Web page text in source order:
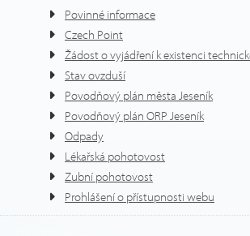
Povinné informace
Czech Point
Žádost o vyjádření k existenci
Stav ovzduší
Povodňový plán města Jeseník
Povodňový plán ORP Jeseník
Odpady
Lékařská pohotovost
Zubní pohotovost
Prohlášení o přístupnosti webu